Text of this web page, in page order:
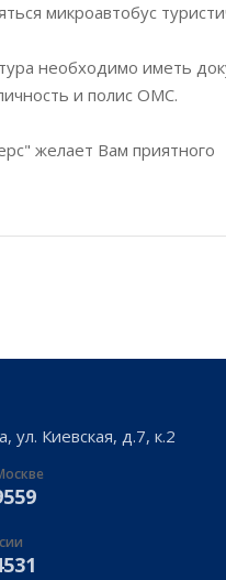
микроавтобус
необходимо иметь
и полис ОМС.
желает Вам приятного
ул. Киевская, д.7, к.2